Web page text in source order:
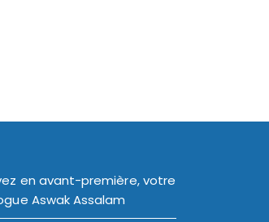
en avant-première, votre
Aswak Assalam